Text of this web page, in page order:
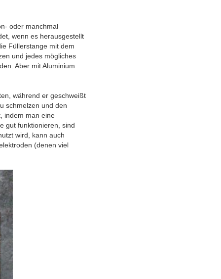
oder manchmal
wenn es herausgestellt
Füllerstange mit dem
und jedes mögliches
Aber mit Aluminium
während er geschweißt
schmelzen und den
indem man eine
gut funktionieren, sind
wird, kann auch
(denen viel